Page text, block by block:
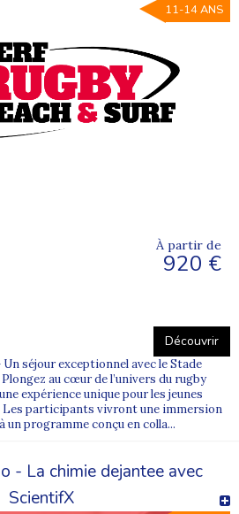
11-14 ANS
À partir de
920 €
Découvrir
séjour exceptionnel avec le Stade
au cœur de l’univers du rugby
expérience unique pour les jeunes
Les participants vivront une immersion
programme conçu en colla...
- La chimie dejantee avec
ScientifX